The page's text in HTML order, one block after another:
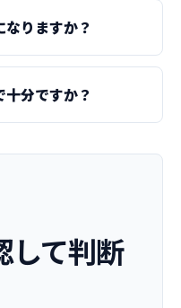
りますか？
分ですか？
して判断